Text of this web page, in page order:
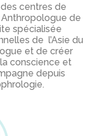
centres de
de
spécialisée
de l’Asie du
et de créer
conscience et
depuis